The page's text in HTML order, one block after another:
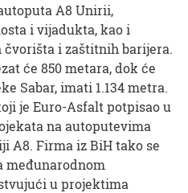
A8 Unirii,
i vijadukta, kao i
i zaštitnih barijera.
će 850 metara, dok će
Sabar, imati 1.134 metra.
je Euro-Asfalt potpisao u
na autoputevima
A8. Firma iz BiH tako se
međunarodnom
u projektima